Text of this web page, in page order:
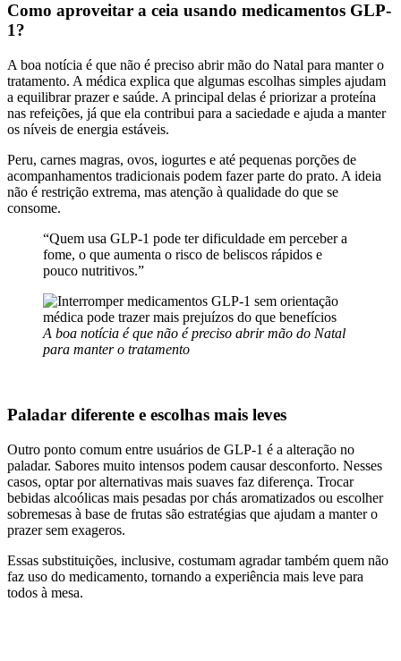
Como aproveitar a ceia usando medicamentos GLP-
1?
A boa notícia é que não é preciso abrir mão do Natal para manter o
tratamento. A médica explica que algumas escolhas simples ajudam
a equilibrar prazer e saúde. A principal delas é priorizar a proteína
nas refeições, já que ela contribui para a saciedade e ajuda a manter
os níveis de energia estáveis.
Peru, carnes magras, ovos, iogurtes e até pequenas porções de
acompanhamentos tradicionais podem fazer parte do prato. A ideia
não é restrição extrema, mas atenção à qualidade do que se
consome.
“Quem usa GLP-1 pode ter dificuldade em perceber a
fome, o que aumenta o risco de beliscos rápidos e
pouco nutritivos.”
A boa notícia é que não é preciso abrir mão do Natal
para manter o tratamento
Paladar diferente e escolhas mais leves
Outro ponto comum entre usuários de GLP-1 é a alteração no
paladar. Sabores muito intensos podem causar desconforto. Nesses
casos, optar por alternativas mais suaves faz diferença. Trocar
bebidas alcoólicas mais pesadas por chás aromatizados ou escolher
sobremesas à base de frutas são estratégias que ajudam a manter o
prazer sem exageros.
Essas substituições, inclusive, costumam agradar também quem não
faz uso do medicamento, tornando a experiência mais leve para
todos à mesa.